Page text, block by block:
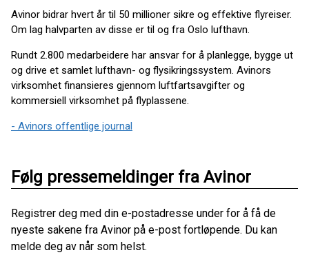
Avinor bidrar hvert år til 50 millioner sikre og effektive flyreiser.
Om lag halvparten av disse er til og fra Oslo lufthavn.
Rundt 2.800 medarbeidere har ansvar for å planlegge, bygge ut
og drive et samlet lufthavn- og flysikringssystem. Avinors
virksomhet finansieres gjennom luftfartsavgifter og
kommersiell virksomhet på flyplassene.
- Avinors offentlige journal
Følg pressemeldinger fra Avinor
Registrer deg med din e-postadresse under for å få de
nyeste sakene fra Avinor på e-post fortløpende. Du kan
melde deg av når som helst.